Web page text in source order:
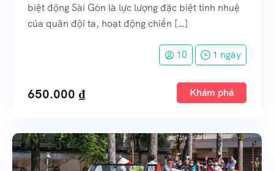
biệt động Sài Gòn là lực lượng đặc biệt tinh nhuệ
của quân đội ta, hoạt động chiến […]
10 1 ngày
650.000 ₫ Khám phá